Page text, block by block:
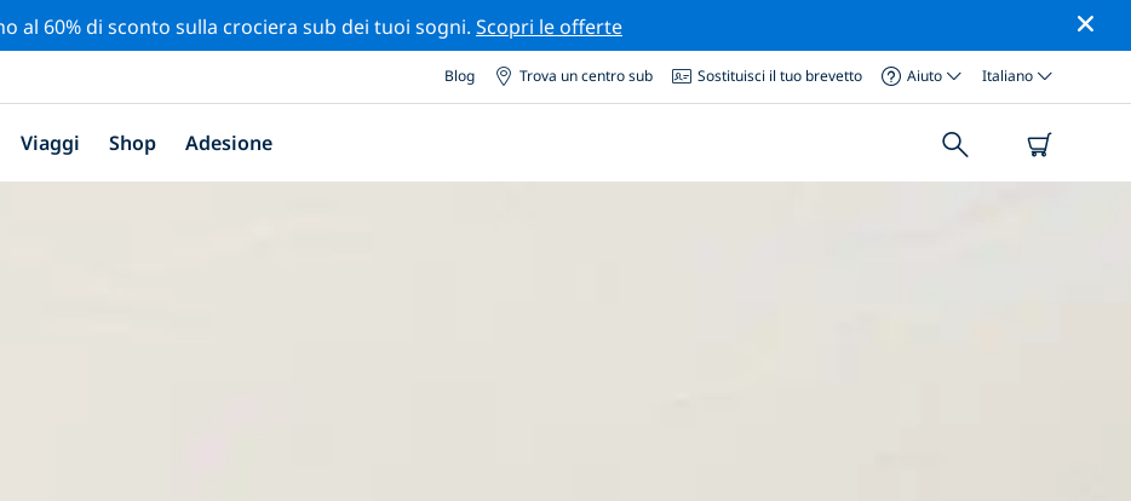
al 60% di sconto sulla crociera sub dei tuoi sogni. Scopri le offerte
Blog Trova un centro sub Sostituisci il tuo brevetto Aiuto Italiano
Viaggi Shop Adesione